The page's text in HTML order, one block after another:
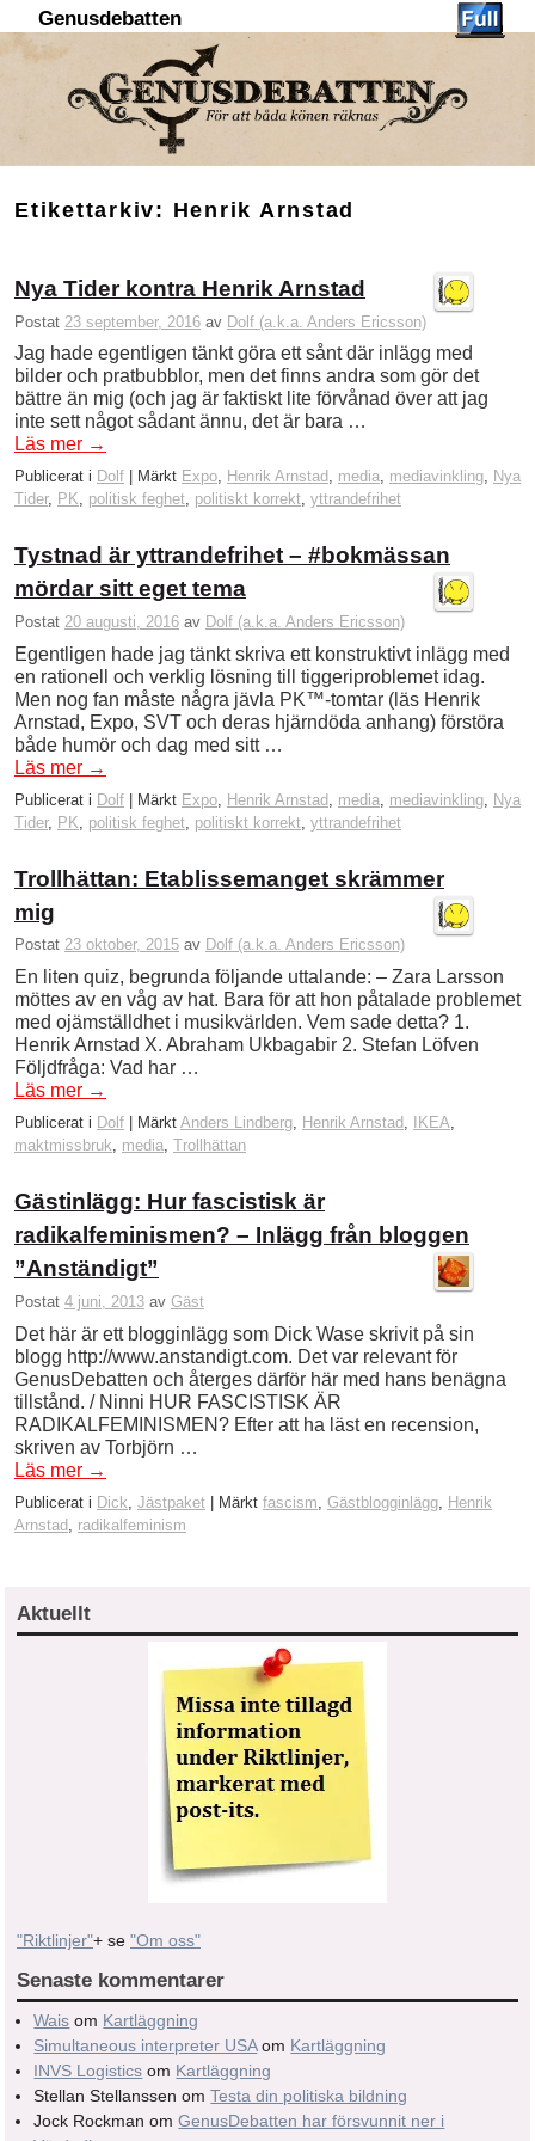
Genusdebatten
Etikettarkiv: Henrik Arnstad
Nya Tider kontra Henrik Arnstad
Postat 23 september, 2016 av Dolf (a.k.a. Anders Ericsson)
Jag hade egentligen tänkt göra ett sånt där inlägg med
bilder och pratbubblor, men det finns andra som gör det
bättre än mig (och jag är faktiskt lite förvånad över att jag
inte sett något sådant ännu, det är bara …
Läs mer →
Publicerat i Dolf Märkt Expo, Henrik Arnstad , media, mediavinkling, Nya
Tider, PK, politisk feghet, politiskt korrekt, yttrandefrihet
Tystnad är yttrandefrihet – #bokmässan
mördar sitt eget tema
Postat 20 augusti, 2016 av Dolf (a.k.a. Anders Ericsson)
Egentligen hade jag tänkt skriva ett konstruktivt inlägg med
en rationell och verklig lösning till tiggeriproblemet idag.
Men nog fan måste några jävla PK™-tomtar (läs Henrik
Arnstad, Expo, SVT och deras hjärndöda anhang) förstöra
både humör och dag med sitt …
Läs mer →
Publicerat i Dolf Märkt Expo Henrik Arnstad media mediavinkling
Nya
Tider, PK politisk feghet politiskt korrekt yttrandefrihet
Trollhättan: Etablissemanget skrämmer
mig
Postat 23 oktober, 2015 av Dolf (a.k.a. Anders Ericsson)
En liten quiz, begrunda följande uttalande: – Zara Larsson
möttes av en våg av hat. Bara för att hon påtalade problemet
med ojämställdhet i musikvärlden. Vem sade detta? 1.
Henrik Arnstad X. Abraham Ukbagabir 2. Stefan Löfven
Följdfråga: Vad har …
Läs mer →
Publicerat i Dolf Märkt Anders Lindberg, Henrik Arnstad , IKEA,
maktmissbruk, media, Trollhättan
Gästinlägg: Hur fascistisk är
radikalfeminismen? – Inlägg från bloggen
”Anständigt”
Postat 4 juni, 2013 av Gäst
Det här är ett blogginlägg som Dick Wase skrivit på sin
blogg http://www.anstandigt.com. Det var relevant för
GenusDebatten och återges därför här med hans benägna
tillstånd. / Ninni HUR FASCISTISK ÄR
RADIKALFEMINISMEN? Efter att ha läst en recension,
skriven av Torbjörn …
Läs mer →
Publicerat i Dick Jästpaket Märkt fascism Gästblogginlägg
Henrik
Arnstad
radikalfeminism
Aktuellt
"Riktlinjer"+ se "Om oss"
Senaste kommentarer
Wais om Kartläggning
Simultaneous interpreter USAom Kartläggning
INVS Logistics om Kartläggning
Stellan Stellanssen omTesta din politiska bildning
Jock Rockman omGenusDebatten har försvunnit ner i